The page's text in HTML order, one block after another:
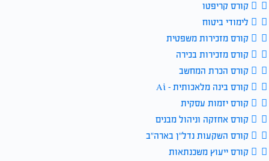
קורס קריפטו
לימודי ביטוח
קורס מזכירות משפטית
קורס מזכירות בכירה
קורס הכרת המחשב
קורס בינה מלאכותית – Ai
קורס יזמות עסקית
קורס אחזקה וניהול מבנים
קורס השקעות נדל״ן בארה״ב
קורס ייעוץ משכנתאות